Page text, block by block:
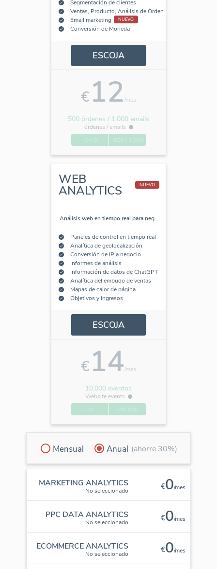
Segmentación de clientes
Ventas, Producto, Análisis de Orden
Email marketing
NUEVO
Conversión de Moneda
ESCOJA
€12/mes
500 órdenes / 1.000 emails
órdenes /emails
WEB
ANALYTICS NUEVO
Análisis web en tiempo real para neg…
Paneles de control en tiempo real
Analítica de geolocalización
Conversión de IP a negocio
Informes de análisis
Información de datos de ChatGPT
Analítica del embudo de ventas
Mapas de calor de página
Objetivos y ingresos
ESCOJA
€14/mes
10.000 eventos
Website events
Mensual Anual (ahorre 30%)
MARKETING ANALYTICS
No seleccionado €0/mes
PPC DATA ANALYTICS
No seleccionado €0/mes
ECOMMERCE ANALYTICS
No seleccionado €0/mes